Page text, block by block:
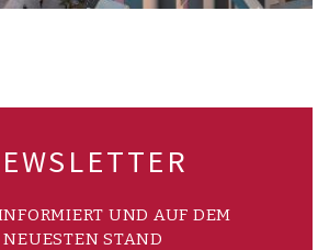
UND AUF DEM
NEUESTEN STAND